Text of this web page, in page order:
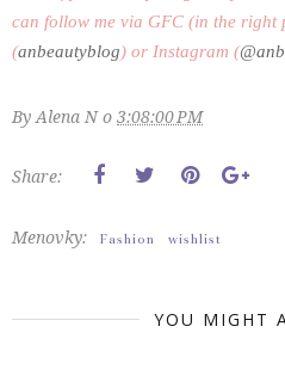
can follow me via GFC (in the right
(anbeautyblog) or Instagram (
By Alena N o 3:08:00 PM
Share:
Menovky: Fashion wishlist
YOU MIGHT